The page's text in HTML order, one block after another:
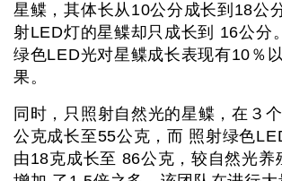
星鲽，其体长从10公分成长到18公
射LED灯的星鲽却只成长到 16公分
绿色LED光对星鲽成长表现有10％
果。
同时，只照射自然光的星鲽，在３
公克成长至55公克，而 照射绿色
由18克成长至 86公克，较自然光养